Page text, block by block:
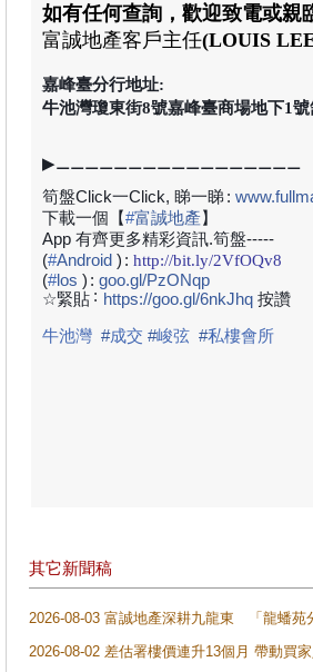
如有任何查詢，歡迎致電或親
富誠地產客戶主任(LOUIS
嘉峰臺分行地址:
牛池灣瓊東街8號嘉峰臺商場地下1號
▶⚊⚊⚊⚊⚊⚊⚊⚊⚊⚊⚊⚊⚊⚊⚊⚊⚊
筍盤Click一Click, 睇一睇:
下載一個【#富誠地產】
App 有齊更多精彩資訊.筍盤-----
(#Android ) : http://bit.ly/2VfOQv8
(#los ) : goo.gl/PzONqp
☆緊貼 :https://goo.gl/6nkJhq 按讚
牛池灣 #成交 #峻弦 #私樓會所
其它新聞稿
2026-08-03 富誠地產深耕九龍東 「龍蟠苑
2026-08-02 差估署樓價連升13個月 帶動買